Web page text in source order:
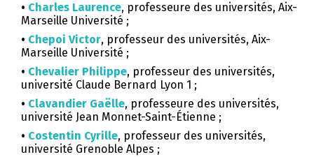
• Charles Laurence, professeure des universités, Aix-
Marseille Université ;
• Chepoi Victor, professeur des universités, Aix-
Marseille Université ;
• Chevalier Philippe, professeur des universités,
université Claude Bernard Lyon 1 ;
• Clavandier Gaëlle, professeure des universités,
université Jean Monnet-Saint-Étienne ;
• Costentin Cyrille, professeur des universités,
université Grenoble Alpes ;